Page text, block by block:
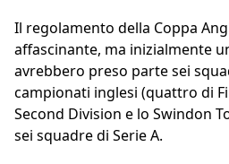
Il regolamento della Coppa
affascinante, ma inizialmente
avrebbero preso parte sei
campionati inglesi (quattro di
Second Division e lo Swindon
sei squadre di Serie A.